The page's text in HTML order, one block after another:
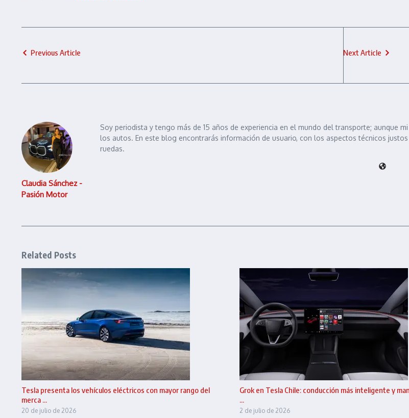
Previous Article Next Article
Claudia Sánchez -
Pasión Motor
Soy periodista y tengo más de 15 años de experiencia en el mundo del transporte; aunque
los autos. En este blog encontrarás información de usuario, con los aspectos técnicos
ruedas.
Related Posts
Tesla presenta los vehículos eléctricos con mayor rango del
merca ...
20 de julio de 2026
Grok en Tesla Chile: conducción más inteligente y
...
2 de julio de 2026